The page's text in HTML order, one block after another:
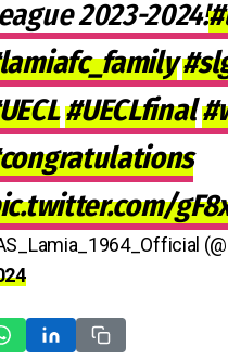
2023-2024!
#UECLfinal